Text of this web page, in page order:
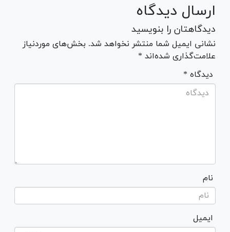
ارسال دیدگاه
دیدگاهتان را بنویسید
نشانی ایمیل شما منتشر نخواهد شد. بخش‌های موردنیاز
علامت‌گذاری شده‌اند *
* دیدگاه
نام
ایمیل